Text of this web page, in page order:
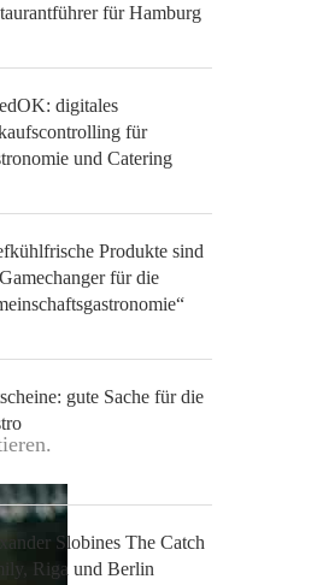
für Hamburg
digitales
für
und Catering
Produkte sind
für die
gute Sache für die
Slobines The Catch
Riga und Berlin